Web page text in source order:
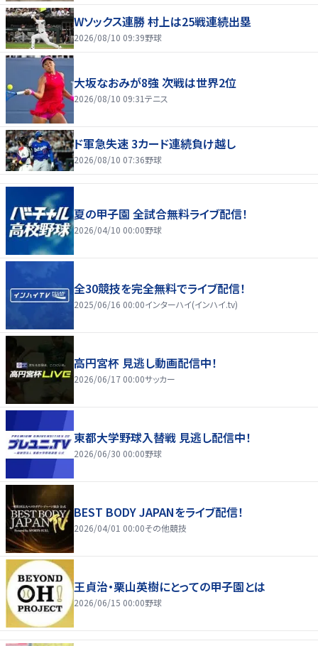
Wソックス連勝 村上は25戦連続出塁
2026/08/10 09:39野球
大坂なおみが8強 次戦は世界2位
2026/08/10 09:31テニス
ド軍急失速 3カード連続負け越し
2026/08/10 07:36野球
夏の甲子園 全試合無料ライブ配信！
2026/04/10 00:00野球
全30競技を完全無料でライブ配信！
2025/06/16 00:00インターハイ(インハイ.tv)
高円宮杯 見逃し動画配信中！
2026/06/17 00:00サッカー
東都大学野球入替戦 見逃し配信中！
2026/06/30 00:00野球
BEST BODY JAPANをライブ配信！
2026/04/01 00:00その他競技
王貞治・栗山英樹にとっての甲子園とは
2026/06/15 00:00野球